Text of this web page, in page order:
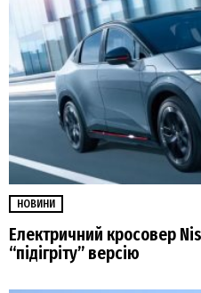
НОВИНИ
Електричний кросовер
“підігріту” версію